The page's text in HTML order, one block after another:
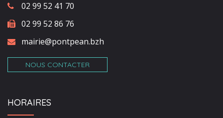
02 99 52 41 70
02 99 52 86 76
mairie@pontpean.bzh
NOUS CONTACTER
HORAIRES